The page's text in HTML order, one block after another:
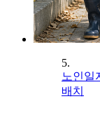
5.
노인일
배치